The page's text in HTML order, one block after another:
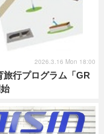
旅行プログラム「GR
2026.3.16 Mon 18:00